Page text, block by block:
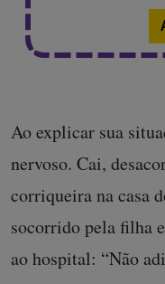
Ao explicar sua
nervoso. Cai,
corriqueira na casa
socorrido pela filha
ao hospital: “Não